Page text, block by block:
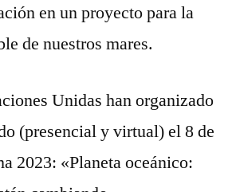
en un proyecto para la
de nuestros mares.
Unidas han organizado
(presencial y virtual) el 8 de
2023: «Planeta oceánico: